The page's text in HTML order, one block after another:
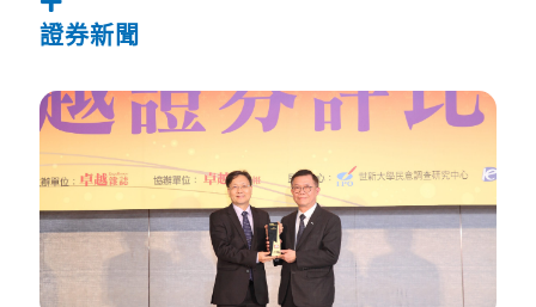
證券新聞